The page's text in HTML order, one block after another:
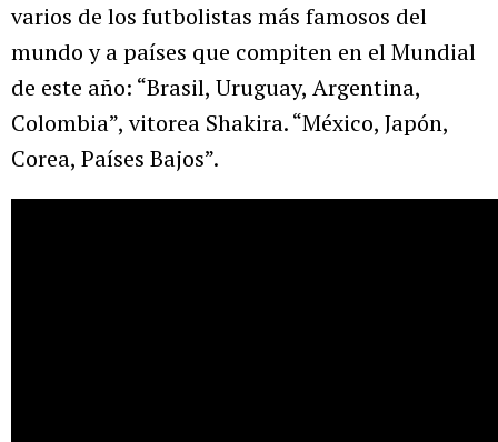
varios de los futbolistas más famosos del
mundo y a países que compiten en el Mundial
de este año: “Brasil, Uruguay, Argentina,
Colombia”, vitorea Shakira. “México, Japón,
Corea, Países Bajos”.